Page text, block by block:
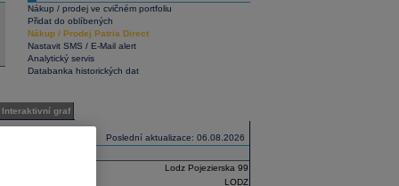
Nákup / prodej ve cvičném portfoliu
Přidat do oblíbených
Nákup/ Prodej Patria Direct
Nastavit SMS / E-Mail alert
Analytický servis
Databanka historických dat
Interaktivní graf
Poslední aktualizace: 06.08.2026
Lodz Pojezierska 99
LODZ